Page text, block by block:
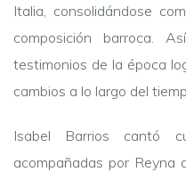
Italia, consolidándose
composición barroca.
testimonios de la época
cambios a lo largo del
Isabel Barrios cantó
acompañadas por Reyna